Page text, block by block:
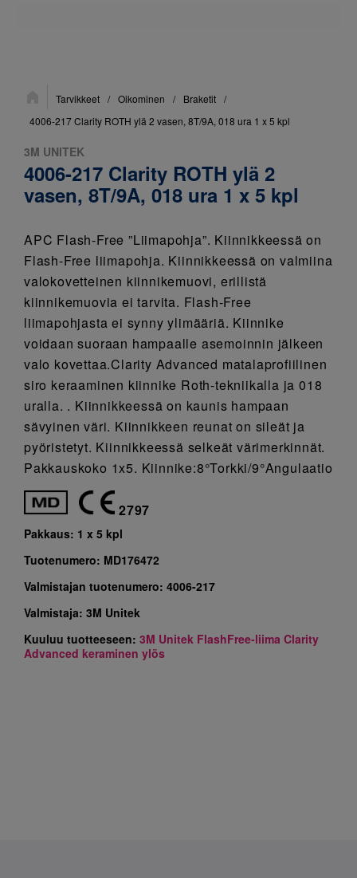
Sijainti:Tarvikkeet / Oikominen / Braketit /
4006-217 Clarity ROTH ylä 2 vasen, 8T/9A, 018 ura 1 x 5 kpl
3M UNITEK
4006-217 Clarity ROTH ylä 2
vasen, 8T/9A, 018 ura 1 x 5 kpl
APC Flash-Free ”Liimapohja”. Kiinnikkeessä on
Flash-Free liimapohja. Kiinnikkeessä on valmiina
valokovetteinen kiinnikemuovi, erillistä
kiinnikemuovia ei tarvita. Flash-Free
liimapohjasta ei synny ylimääriä. Kiinnike
voidaan suoraan hampaalle asemoinnin jälkeen
valo kovettaa.Clarity Advanced matalaprofiilinen
siro keraaminen kiinnike Roth-tekniikalla ja 018
uralla. . Kiinnikkeessä on kaunis hampaan
sävyinen väri. Kiinnikkeen reunat on sileät ja
pyöristetyt. Kiinnikkeessä selkeät värimerkinnät.
Pakkauskoko 1x5. Kiinnike:8°Torkki/9°Angulaatio
2797
Pakkaus: 1 x 5 kpl
Tuotenumero: MD176472
Valmistajan tuotenumero: 4006-217
Valmistaja: 3M Unitek
Kuuluu tuotteeseen: 3M Unitek FlashFree-liima Clarity
Advanced keraminen ylös